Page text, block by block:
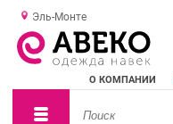
Эль-Монте
О КОМПАНИИ